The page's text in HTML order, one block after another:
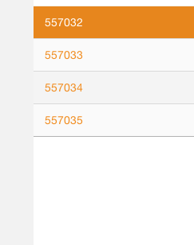
557032
557033
557034
557035